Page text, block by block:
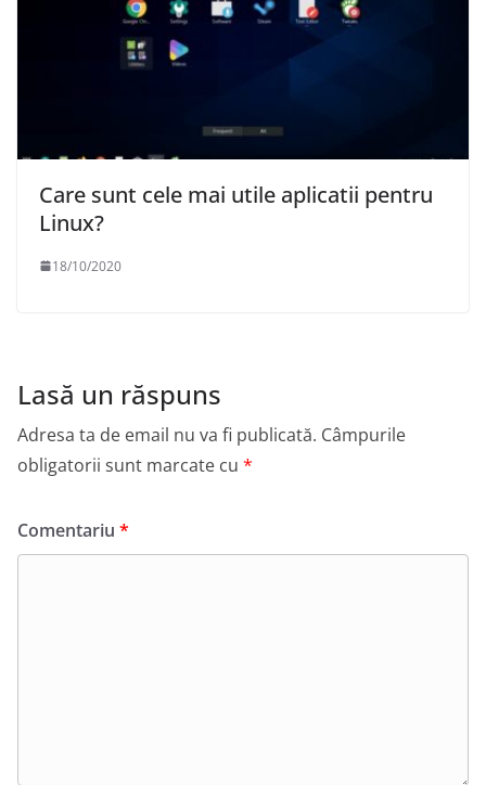
Care sunt cele mai utile aplicatii pentru
Linux?
18/10/2020
Lasă un răspuns
Adresa ta de email nu va fi publicată. Câmpurile
obligatorii sunt marcate cu *
Comentariu *